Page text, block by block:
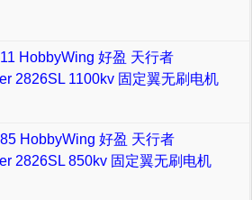
HobbyWing 好盈 天行者
2826SL 1100kv 固定翼无刷电机
HobbyWing 好盈 天行者
2826SL 850kv 固定翼无刷电机